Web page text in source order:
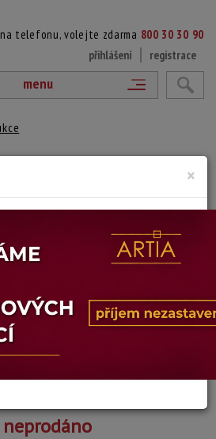
telefonu, volejte zdarma 800 30 30 90
přihlášení
registrace
menu
23/50 vlevo dole
volný list
20:21 SELČ
neprodáno
×